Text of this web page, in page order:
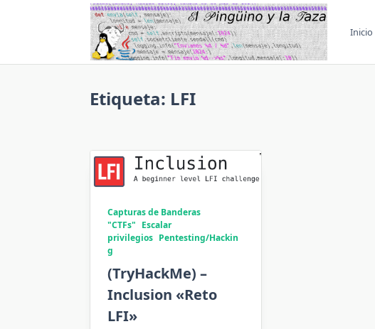
Inicio
Etiqueta: LFI
Capturas de Banderas
"CTFs" Escalar
privilegios Pentesting/Hackin
g
(TryHackMe) –
Inclusion «Reto
LFI»